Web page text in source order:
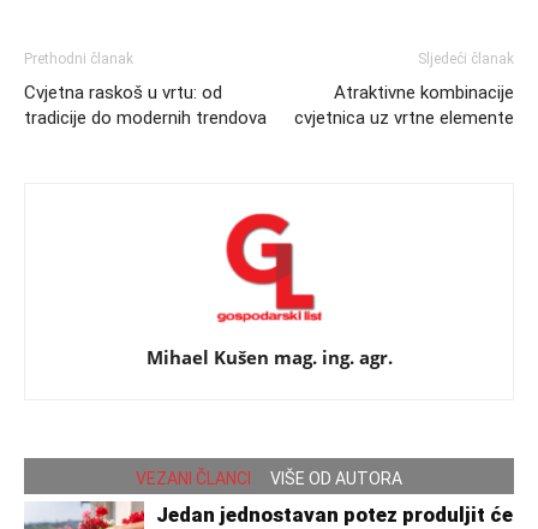
Prethodni članak
Cvjetna raskoš u vrtu: od
tradicije do modernih trendova
Sljedeći članak
Atraktivne kombinacije
cvjetnica uz vrtne elemente
Mihael Kušen mag. ing. agr.
VEZANI ČLANCI VIŠE OD AUTORA
Jedan jednostavan potez produljit će